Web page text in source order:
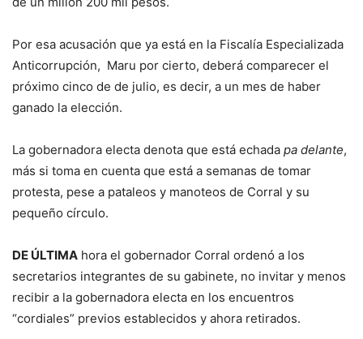
Por esa acusación que ya está en la Fiscalía Especializada
Anticorrupción, Maru por cierto, deberá comparecer el
próximo cinco de de julio, es decir, a un mes de haber
ganado la elección.
La gobernadora electa denota que está echada pa delante,
más si toma en cuenta que está a semanas de tomar
protesta, pese a pataleos y manoteos de Corral y su
pequeño círculo.
DE ÚLTIMA hora el gobernador Corral ordenó a los
secretarios integrantes de su gabinete, no invitar y menos
recibir a la gobernadora electa en los encuentros
“cordiales” previos establecidos y ahora retirados.